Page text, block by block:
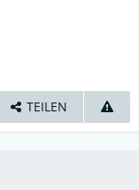
TEILEN